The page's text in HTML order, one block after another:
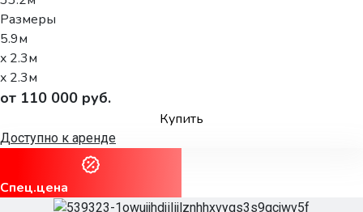
Размеры
5.9м
x 2.3м
x 2.3м
от 110 000 руб.
Купить
Доступно к аренде
Спец.цена